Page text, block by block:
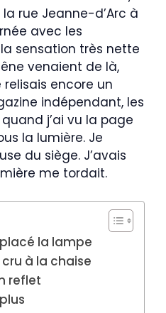
rue Jeanne-d’Arc à
avec les
sensation très nette
venaient de là,
encore un
indépendant, les
j’ai vu la page
la lumière. Je
du siège. J’avais
me tordait.
la lampe
cru à la chaise
reflet